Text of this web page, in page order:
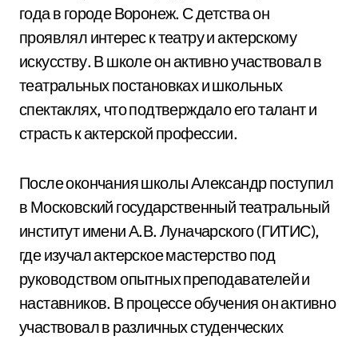
года в городе Воронеж. С детства он
проявлял интерес к театру и актерскому
искусству. В школе он активно участвовал в
театральных постановках и школьных
спектаклях, что подтверждало его талант и
страсть к актерской профессии.
После окончания школы Александр поступил
в Московский государственный театральный
институт имени А.В. Луначарского (ГИТИС),
где изучал актерское мастерство под
руководством опытных преподавателей и
наставников. В процессе обучения он активно
участвовал в различных студенческих